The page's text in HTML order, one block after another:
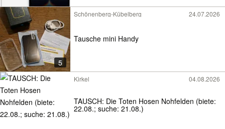
5
Schönenberg-Kübelberg 24.07.2026
Tausche mini Handy
Kirkel 04.08.2026
TAUSCH: Die Toten Hosen Nohfelden (biete:
22.08.; suche: 21.08.)